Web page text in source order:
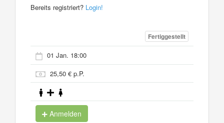
Bereits registriert? Login!
Fertiggestellt
01 Jan. 18:00
25,50 € p.P.
Anmelden